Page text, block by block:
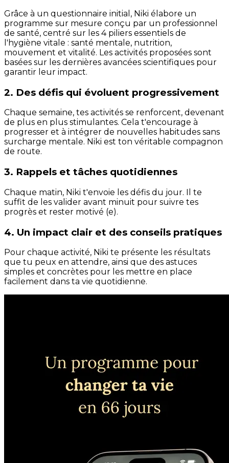
Grâce à un questionnaire initial, Niki élabore un
programme sur mesure conçu par un professionnel
de santé, centré sur les 4 piliers essentiels de
l'hygiène vitale : santé mentale, nutrition,
mouvement et vitalité. Les activités proposées sont
basées sur les dernières avancées scientifiques pour
garantir leur impact.
2. Des défis qui évoluent progressivement
Chaque semaine, tes activités se renforcent, devenant
de plus en plus stimulantes. Cela t'encourage à
progresser et à intégrer de nouvelles habitudes sans
surcharge mentale. Niki est ton véritable compagnon
de route.
3. Rappels et tâches quotidiennes
Chaque matin, Niki t'envoie les défis du jour. Il te
suffit de les valider avant minuit pour suivre tes
progrès et rester motivé (e).
4. Un impact clair et des conseils pratiques
Pour chaque activité, Niki te présente les résultats
que tu peux en attendre, ainsi que des astuces
simples et concrètes pour les mettre en place
facilement dans ta vie quotidienne.